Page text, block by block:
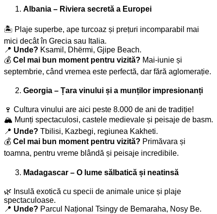
Albania – Riviera secretă a Europei
🏝️ Plaje superbe, ape turcoaz și prețuri incomparabil mai
mici decât în Grecia sau Italia.
📍 Unde? Ksamil, Dhërmi, Gjipe Beach.
💰 Cel mai bun moment pentru vizită? Mai-iunie și
septembrie, când vremea este perfectă, dar fără aglomerație.
Georgia – Țara vinului și a munților impresionanți
🍷 Cultura vinului are aici peste 8.000 de ani de tradiție!
🏔️ Munți spectaculosi, castele medievale și peisaje de basm.
📍 Unde? Tbilisi, Kazbegi, regiunea Kakheti.
💰 Cel mai bun moment pentru vizită? Primăvara și
toamna, pentru vreme blândă și peisaje incredibile.
Madagascar – O lume sălbatică și neatinsă
🌿 Insulă exotică cu specii de animale unice și plaje
spectaculoase.
📍 Unde? Parcul Național Tsingy de Bemaraha, Nosy Be.